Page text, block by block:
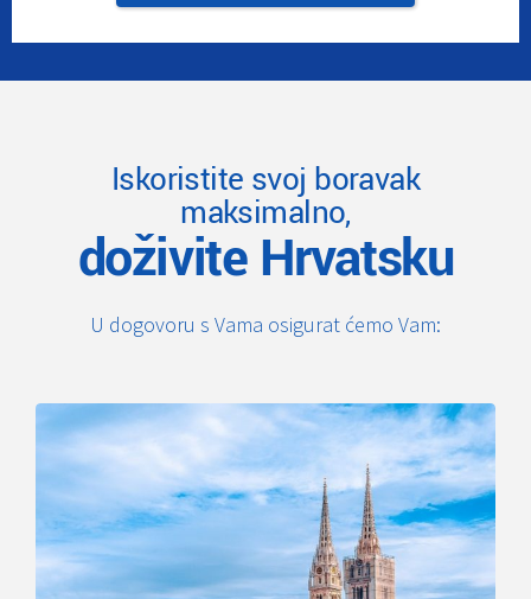
Iskoristite svoj boravak
maksimalno,
doživite Hrvatsku
U dogovoru s Vama osigurat ćemo Vam: